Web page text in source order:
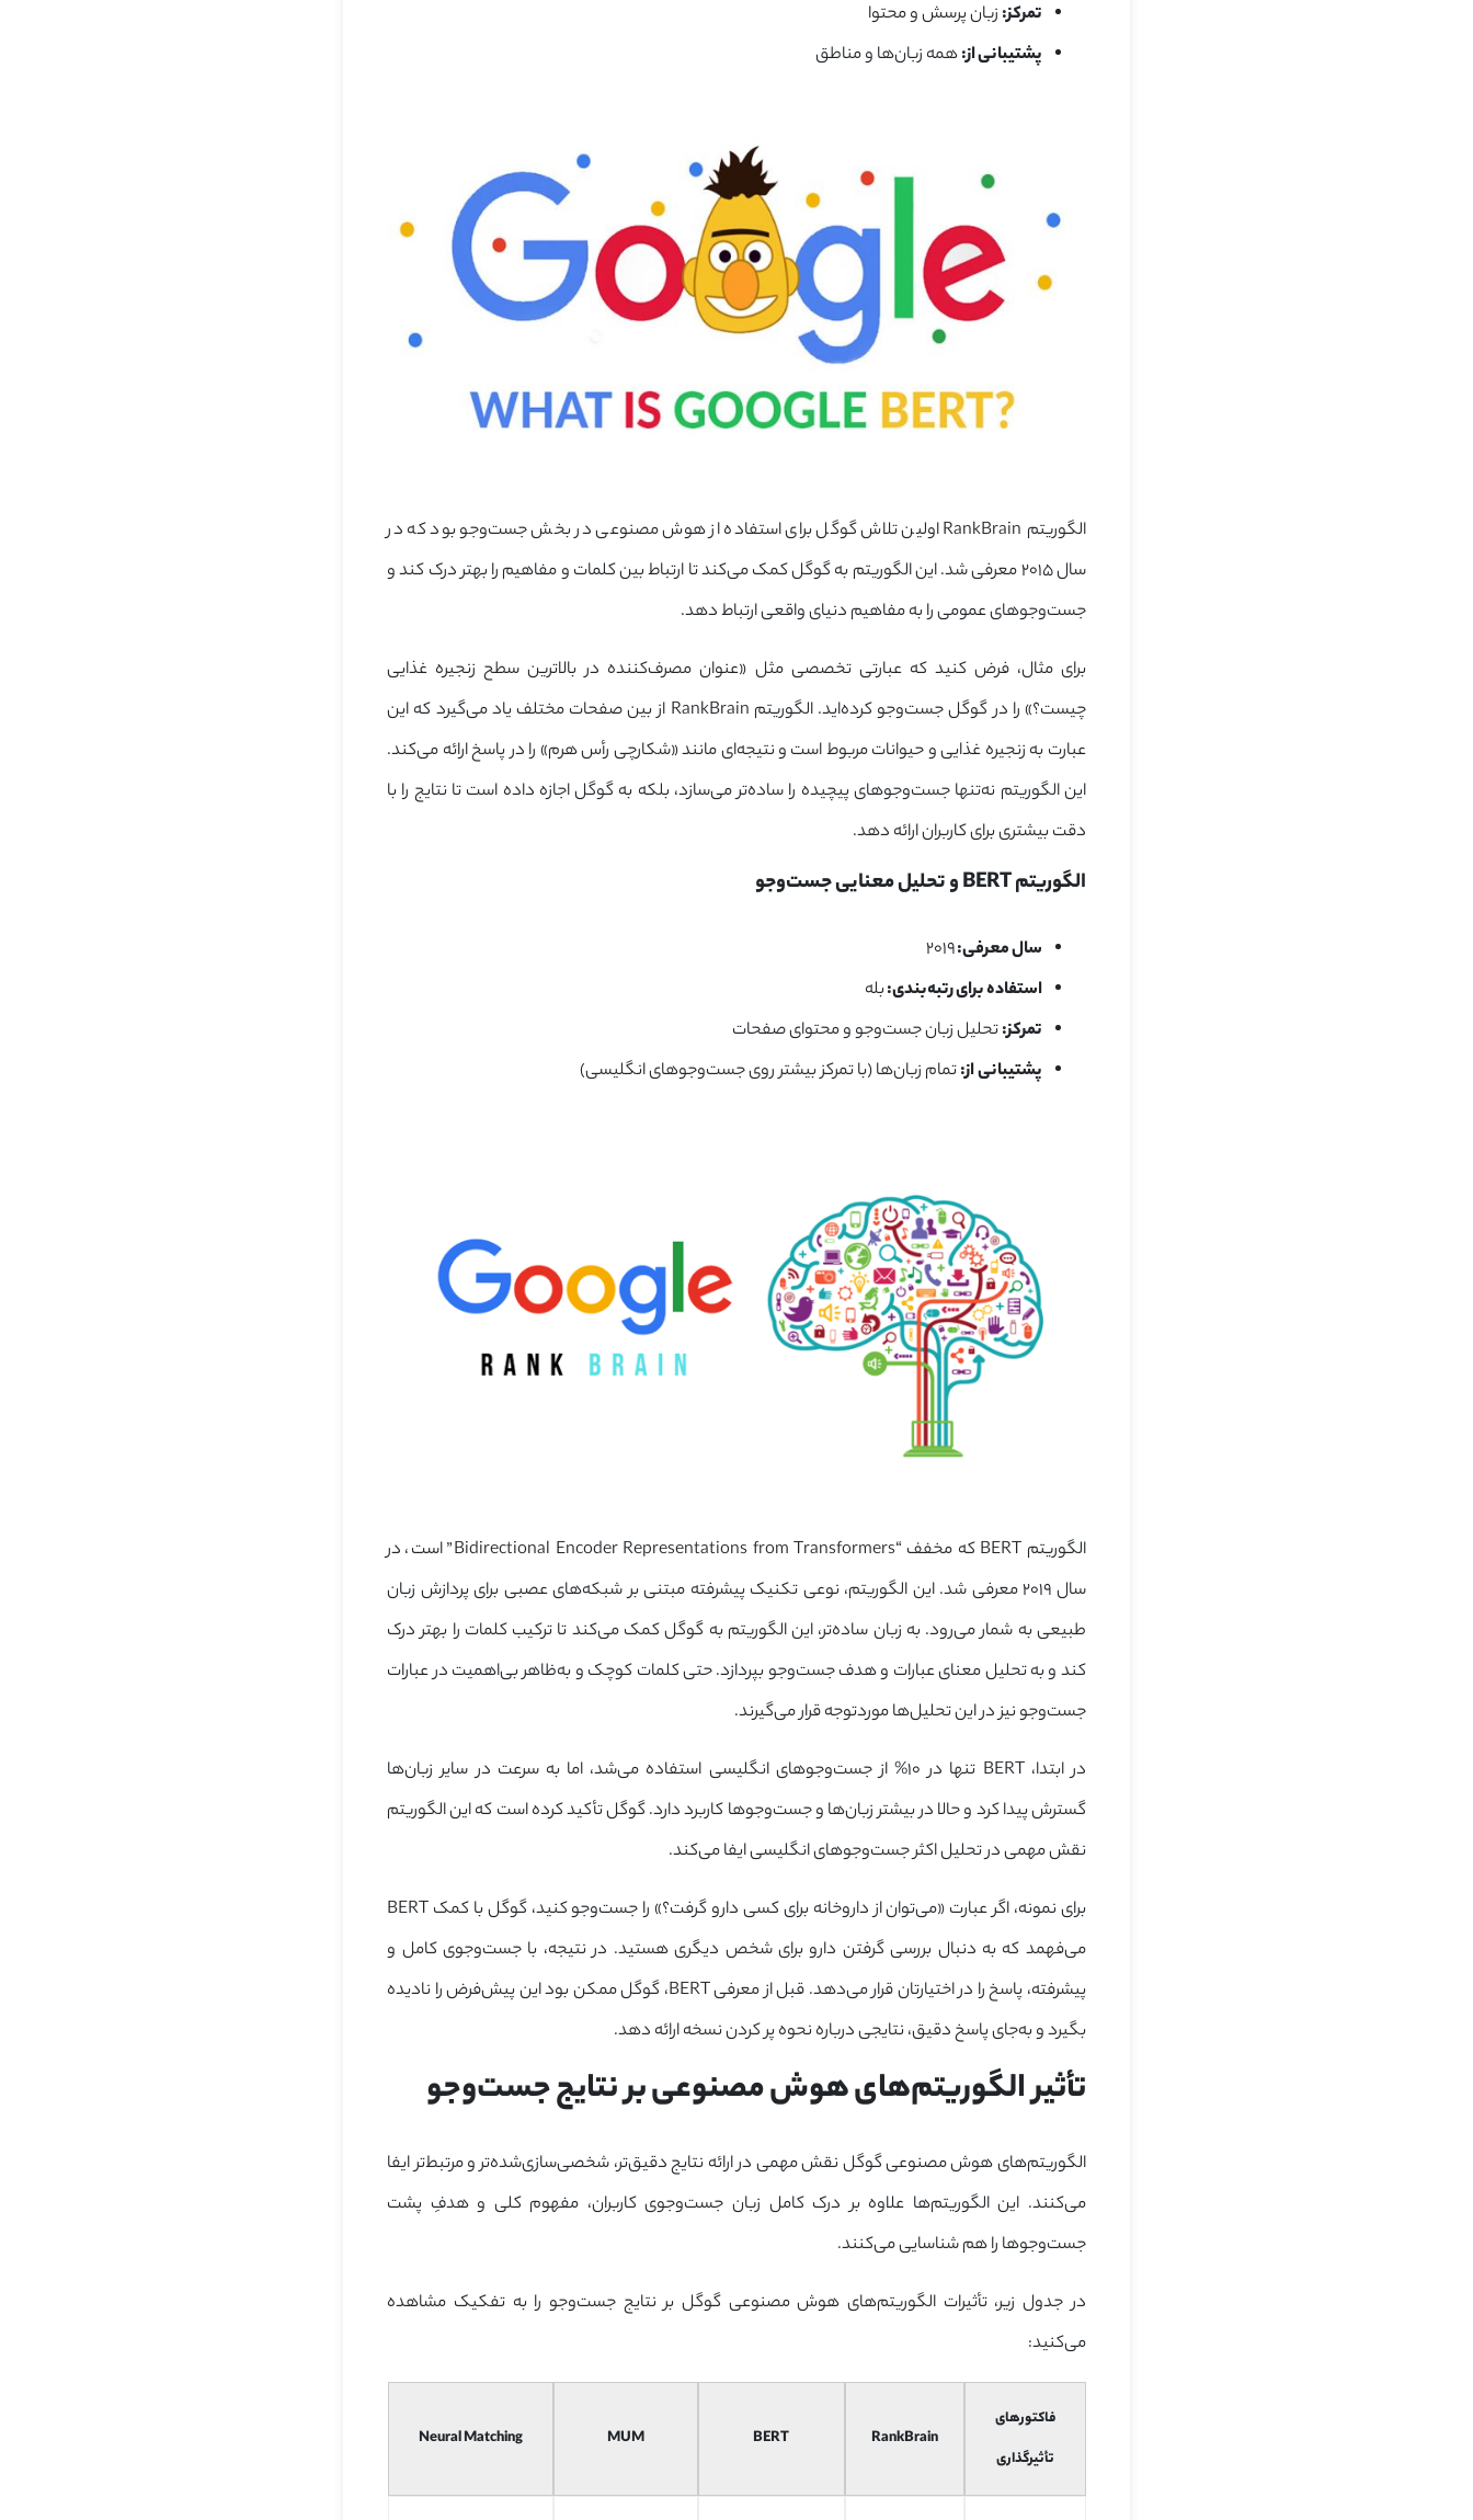
تمرکز: زبان پرسش و محتوا
پشتیبانی از:همه زبان‌ها و مناطق
الگوریتم RankBrain اولین تلاش گوگل برای استفاده از هوش مصنوعی در بخش جست‌وجو بود که در
سال ۲۰۱۵ معرفی شد. این الگوریتم به گوگل کمک می‌کند تا ارتباط بین کلمات و مفاهیم را بهتر درک کند و
جست‌وجوهای عمومی را به مفاهیم دنیای واقعی ارتباط دهد.
برای مثال، فرض کنید که عبارتی تخصصی مثل «عنوان مصرف‌کننده در بالاترین سطح زنجیره غذایی
چیست؟» را در گوگل جست‌وجو کرده‌اید. الگوریتم RankBrain از بین صفحات مختلف یاد می‌گیرد که این
عبارت به زنجیره غذایی و حیوانات مربوط است و نتیجه‌ای مانند «شکارچی رأس هرم» را در پاسخ ارائه می‌کند.
این الگوریتم نه‌تنها جست‌وجوهای پیچیده را ساده‌تر می‌سازد، بلکه به گوگل اجازه داده است تا نتایج را با
دقت بیشتری برای کاربران ارائه دهد.
الگوریتم BERT و تحلیل معنایی جست‌وجو
سال معرفی:۲۰۱۹
استفاده برای رتبه‌بندی:بله
تمرکز:تحلیل زبان جست‌وجو و محتوای صفحات
پشتیبانیاز:تمام زبان‌ها (با تمرکز بیشتر روی جست‌وجوهای انگلیسی)
الگوریتم BERT که مخفف “Bidirectional Encoder Representations from Transformers” است، در
سال ۲۰۱۹ معرفی شد. این الگوریتم، نوعی تکنیک پیشرفته مبتنی بر شبکه‌های عصبی برای پردازش زبان
طبیعی به شمار می‌رود. به زبان ساده‌تر، این الگوریتم به گوگل کمک می‌کند تا ترکیب کلمات را بهتر درک
کند و به تحلیل معنای عبارات و هدف جست‌وجو بپردازد. حتی کلمات کوچک و به‌ظاهر بی‌اهمیت در عبارات
جست‌وجو نیز در این تحلیل‌ها موردتوجه قرار می‌گیرند.
در ابتدا، BERT تنها در ۱۰% از جست‌وجوهای انگلیسی استفاده می‌شد، اما به سرعت در سایر زبان‌ها
گسترش پیدا کرد و حالا در بیشتر زبان‌ها و جست‌وجوها کاربرد دارد. گوگل تأکید کرده است که این الگوریتم
نقش مهمی در تحلیل اکثر جست‌وجوهای انگلیسی ایفا می‌کند.
برای نمونه، اگر عبارت «می‌توان از داروخانه برای کسی دارو گرفت؟» را جست‌وجو کنید، گوگل با کمک BERT
می‌فهمد که به دنبال بررسی گرفتن دارو برای شخص دیگری هستید. در نتیجه، با جست‌وجوی کامل و
پیشرفته، پاسخ را در اختیارتان قرار می‌دهد. قبل از معرفی BERT، گوگل ممکن بود این پیش‌فرض را نادیده
بگیرد و به‌جای پاسخ دقیق، نتایجی درباره نحوه پر کردن نسخه ارائه دهد.
تأثیر الگوریتم‌های هوش مصنوعی بر نتایج جست‌وجو
الگوریتم‌های هوش مصنوعی گوگل نقش مهمی در ارائه نتایج دقیق‌تر، شخصی‌سازی‌شده‌تر و مرتبط‌تر ایفا
می‌کنند. این الگوریتم‌ها علاوه بر درک کامل زبان جست‌وجوی کاربران، مفهوم کلی و هدفِ پشت
جست‌وجوها را هم شناسایی می‌کنند.
در جدول زیر، تأثیرات الگوریتم‌های هوش مصنوعی گوگل بر نتایج جست‌وجو را به تفکیک مشاهده
می‌کنید:
فاکتورهای
تأثیرگذاری
RankBrain
BERT
MUM
Neural Matching